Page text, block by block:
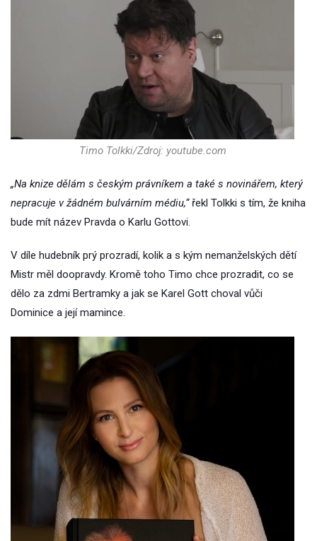
Timo Tolkki/Zdroj: youtube.com
„Na knize dělám s českým právníkem a také s novinářem, který
nepracuje v žádném bulvárním médiu,“řekl Tolkki s tím, že kniha
bude mít název Pravda o Karlu Gottovi.
V díle hudebník prý prozradí, kolik a s kým nemanželských dětí
Mistr měl doopravdy. Kromě toho Timo chce prozradit, co se
dělo za zdmi Bertramky a jak se Karel Gott choval vůči
Dominice a její mamince.